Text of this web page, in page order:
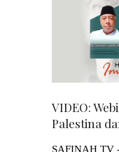
VIDEO:
Palestina
SAFINAH TV